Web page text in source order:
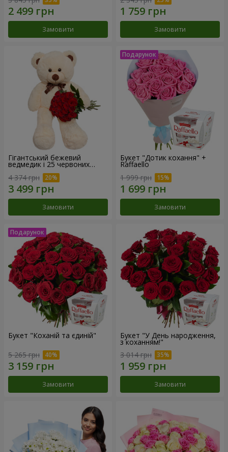
Замовити Замовити
Гігантський бежевий
ведмедик і 25 червоних
троянд
4 374 грн
Замовити
Букет "Дотик кохання" +
Raffaello
1 999 грн
Замовити
Букет "Коханій та єдиній"
5 265 грн
Замовити
Букет "У День народження,
з коханням!"
3 014 грн
Замовити